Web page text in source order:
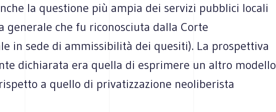
la questione più ampia dei servizi pubblici locali
generale che fu riconosciuta dalla Corte
in sede di ammissibilità dei quesiti). La prospettiva
dichiarata era quella di esprimere un altro modello
a quello di privatizzazione neoliberista